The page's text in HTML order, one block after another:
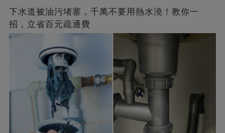
下水道被油污堵塞，千萬不要用熱水澆！教你一
招，立省百元疏通費